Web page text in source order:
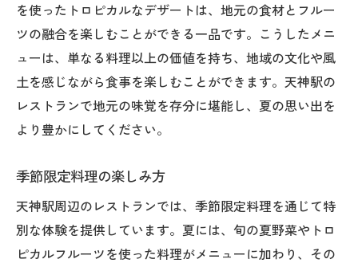
を使ったトロピカルなデザートは、地元の食材とフルー
ツの融合を楽しむことができる一品です。こうしたメニ
ューは、単なる料理以上の価値を持ち、地域の文化や風
土を感じながら食事を楽しむことができます。天神駅の
レストランで地元の味覚を存分に堪能し、夏の思い出を
より豊かにしてください。
季節限定料理の楽しみ方
天神駅周辺のレストランでは、季節限定料理を通じて特
別な体験を提供しています。夏には、旬の夏野菜やトロ
ピカルフルーツを使った料理がメニューに加わり、その